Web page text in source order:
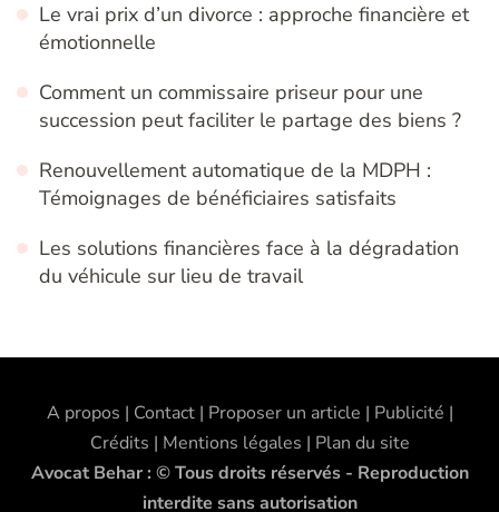
Le vrai prix d’un divorce : approche financière et
émotionnelle
Comment un commissaire priseur pour une
succession peut faciliter le partage des biens ?
Renouvellement automatique de la MDPH :
Témoignages de bénéficiaires satisfaits
Les solutions financières face à la dégradation
du véhicule sur lieu de travail
A propos | Contact | Proposer un article | Publicité |
Crédits | Mentions légales | Plan du site
Avocat Behar : © Tous droits réservés - Reproduction
interdite sans autorisation